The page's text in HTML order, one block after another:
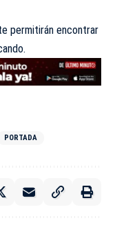
permitirán encontrar
PORTADA